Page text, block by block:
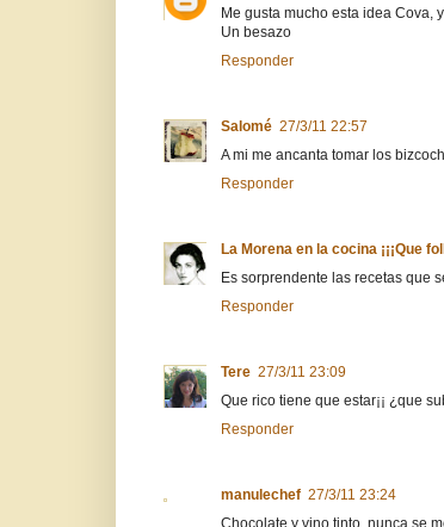
Me gusta mucho esta idea Cova,
Un besazo
Responder
Salomé 27/3/11 22:57
A mi me ancanta tomar los
Responder
La Morena en la cocina ¡¡¡Que
Es sorprendente las recetas que
Responder
Tere 27/3/11 23:09
Que rico tiene que estar¡¡ ¿que
Responder
manulechef 27/3/11 23:24
Chocolate y vino tinto, nunca se